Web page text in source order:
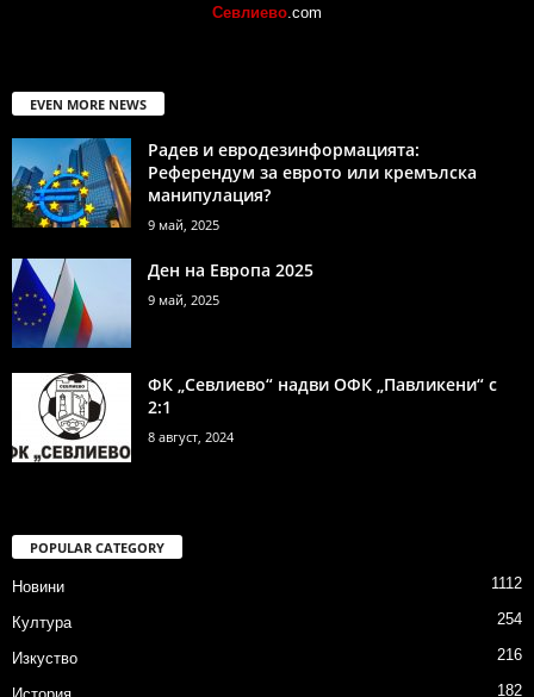
Севлиево.com
EVEN MORE NEWS
Радев и евродезинформацията:
Референдум за еврото или кремълска
манипулация?
9 май, 2025
Ден на Европа 2025
9 май, 2025
ФК „Севлиево“ надви ОФК „Павликени“ с
2:1
8 август, 2024
POPULAR CATEGORY
Новини 1112
Култура 254
Изкуство 216
182